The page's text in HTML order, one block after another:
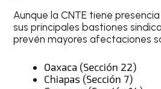
Aunque la CNTE tiene
sus principales bastiones
prevén mayores afectaciones
Oaxaca (Sección 22)
Chiapas (Sección 7)